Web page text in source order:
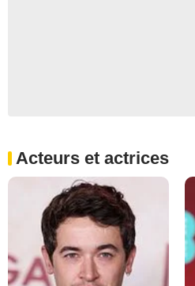
Acteurs et actrices